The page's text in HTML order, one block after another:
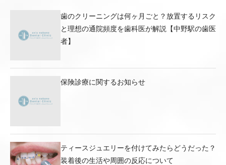
歯のクリーニングは何ヶ月ごと？放置するリスク
と理想の通院頻度を歯科医が解説【中野駅の歯医
者】
保険診療に関するお知らせ
ティースジュエリーを付けてみたらどうだった？
装着後の生活や周囲の反応について